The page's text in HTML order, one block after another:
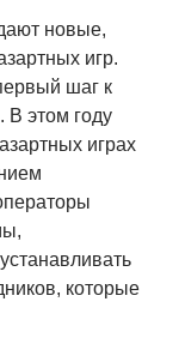
новые,
игр.
шаг к
В этом году
играх
которые